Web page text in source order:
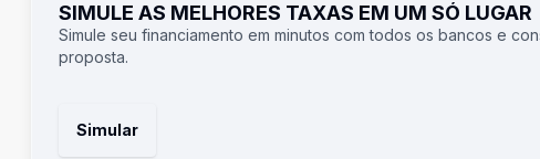
SIMULE AS MELHORES TAXAS EM UM SÓ LUGAR
Simule seu financiamento em minutos com todos os bancos e
proposta.
Simular